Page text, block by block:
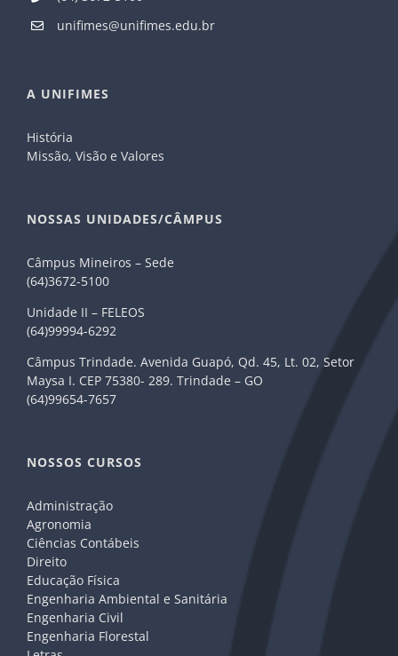
unifimes@unifimes.edu.br
A UNIFIMES
História
Missão, Visão e Valores
NOSSAS UNIDADES/CÂMPUS
Câmpus Mineiros – Sede
(64)3672-5100
Unidade II – FELEOS
(64)99994-6292
Câmpus Trindade. Avenida Guapó, Qd. 45, Lt. 02, Setor
Maysa I. CEP 75380- 289. Trindade – GO
(64)99654-7657
NOSSOS CURSOS
Administração
Agronomia
Ciências Contábeis
Direito
Educação Física
Engenharia Ambiental e Sanitária
Engenharia Civil
Engenharia Florestal